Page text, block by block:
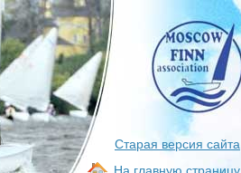
Старая версия сайта